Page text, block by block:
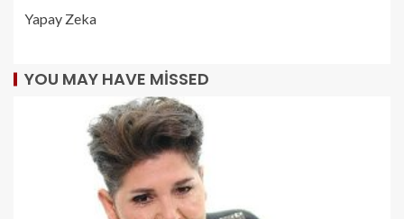
Yapay Zeka
YOU MAY HAVE MISSED